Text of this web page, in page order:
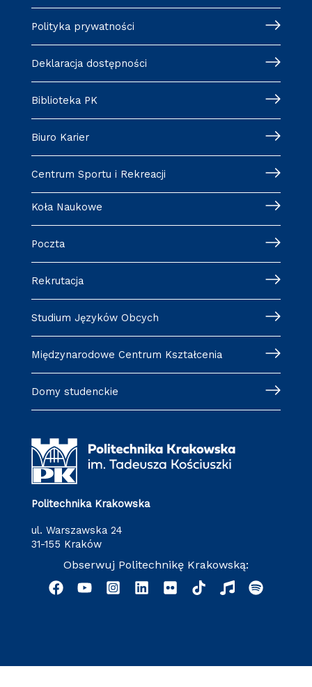
Polityka prywatności
Deklaracja dostępności
Biblioteka PK
Biuro Karier
Centrum Sportu i Rekreacji
Koła Naukowe
Poczta
Rekrutacja
Studium Języków Obcych
Międzynarodowe Centrum Kształcenia
Domy studenckie
Politechnika Krakowska
ul. Warszawska 24
31-155 Kraków
Obserwuj Politechnikę Krakowską: